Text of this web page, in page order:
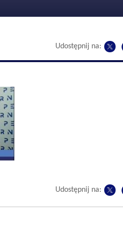
Udostępnij na:
Udostępnij na: